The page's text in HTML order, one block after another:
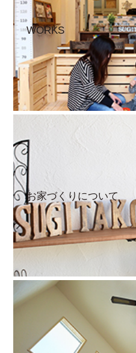
WORKS
お家づくりについて